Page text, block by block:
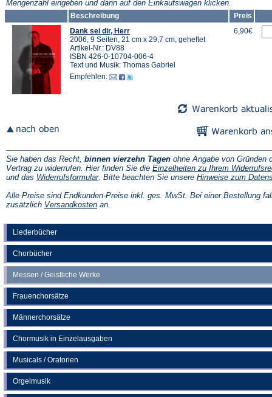
Liederbücher
Chorbücher
Messen / Geistliche Werke
Frauenchorsätze
Männerchorsätze
Chormusik in Einzelausgaben
Musicals / Oratorien
Orgelmusik
Mengenzahl eingeben und dann auf den Einkaufswagen klicken.
Beschreibung
Preis
Dank sei dir, Herr
2006, 9 Seiten, 21 cm x 29,7 cm, geheftet
Artikel-Nr.: DV88
ISBN 426-0-10704-006-4
Text und Musik: Thomas Gabriel
Empfehlen:
6,90€
Sie haben das Recht, binnen vierzehn Tagen ohne Angabe von Gründen
Vertrag zu widerrufen. Hier finden Sie die Einzelheiten zu Ihrem
und das Widerrufsformular(Öffnet
einem
neuen
. Bitte beachten Sie unsere Hinweise zum
Alle Preise sind Endkunden-Preise inkl. ges. MwSt. Bei einer Bestellung
zusätzlich Versandkosten(Öffnet
an.